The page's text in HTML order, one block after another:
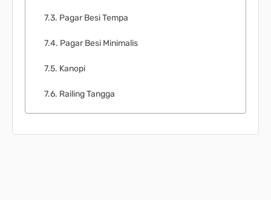
Pagar Besi Tempa
Pagar Besi Minimalis
Kanopi
Railing Tangga